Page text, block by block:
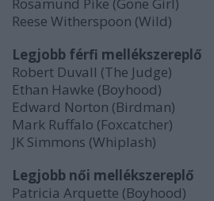
Reese Witherspoon (Wild)
Legjobb férfi mellékszereplő
Robert Duvall (The Judge)
Ethan Hawke (Boyhood)
Edward Norton (Birdman)
Mark Ruffalo (Foxcatcher)
JK Simmons (Whiplash)
Legjobb női mellékszereplő
Patricia Arquette (Boyhood)